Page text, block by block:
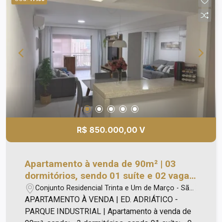
familiar e tranquilo; - Segurança e boa
administração; - Elevador; - Piscina; -
Churrasqueira; - Quadra poliesportiva; - Academia;
- Espaço gourmet; - Acesso para deficientes; -
Brinquedoteca; - Coworking; - Estacionamento
para visitantes; - Piscina para adulto; - Piscina
infantil; - Espaço verde / parque. Não aceita
permuta. Aceita financiamento.
R$ 850.000,00 V
Apartamento à venda de 90m² | 03
dormitórios, sendo 01 suíte e 02 vagas
de garagem | Edifício Adriático -
Parque Industrial | São José dos
Campos |
Conjunto Residencial Trinta e Um de Março - São
José dos Campos/SP
APARTAMENTO À VENDA | ED. ADRIÁTICO -
PARQUE INDUSTRIAL | Apartamento à venda de